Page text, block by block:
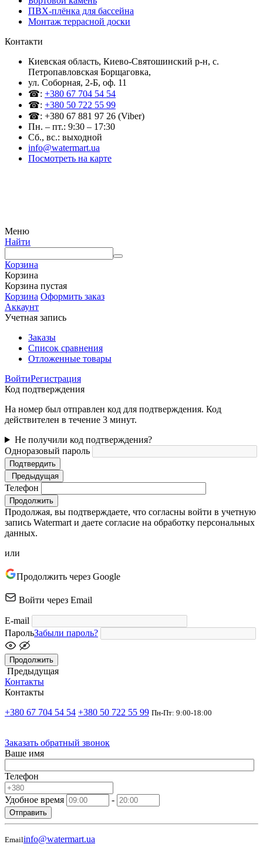
ПВХ-плёнка для бассейна
Монтаж террасной доски
Контакти
Киевская область, Киево-Святошинский р-н, c.
Петропавловская Борщаговка,
ул. Соборная, 2-Б, оф. 11
☎: +380 67 704 54 54
☎: +380 50 722 55 99
☎: +380 67 881 97 26 (Viber)
Пн. – пт.: 9:30 – 17:30
Сб., вс.: выходной
info@watermart.ua
Посмотреть на карте
Меню
Найти
Корзина
Корзина
Корзина пустая
Корзина Оформить заказ
Аккаунт
Учетная запись
Заказы
Список сравнения
Отложенные товары
ВойтиРегистрация
Код подтверждения
На номер был отправлен код для подтверждения. Код
действителен в течение 3 минут.
Не получили код подтверждения?
Одноразовый пароль
Подтвердить
Предыдущая
Телефон
Продолжить
Продолжая, вы подтверждаете, что согласны войти в учетную
запись Watermart и даете согласие на обработку персональных
данных.
или
Продолжить через Google
Войти через Email
E-mail
ПарольЗабыли пароль?
Продолжить
Предыдущая
Контакты
Контакты
+380 67 704 54 54 +380 50 722 55 99 Пн-Пт: 9:00-18:00
Заказать обратный звонок
Ваше имя
Телефон
Удобное время -
Отправить
Emailinfo@watermart.ua